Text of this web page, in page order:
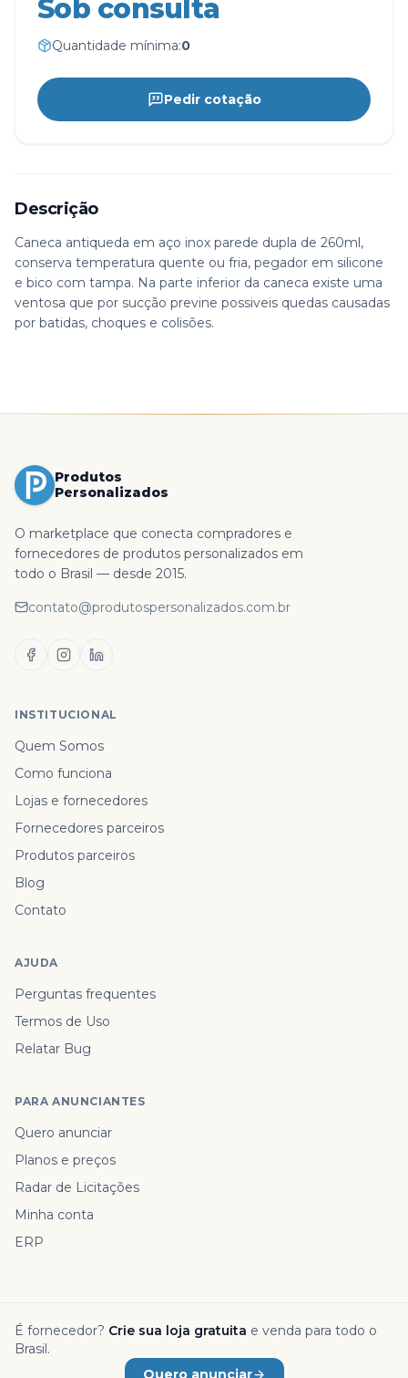
Sob consulta
Quantidade mínima:0
Pedir cotação
Descrição
Caneca antiqueda em aço inox parede dupla de 260ml,
conserva temperatura quente ou fria, pegador em silicone
e bico com tampa. Na parte inferior da caneca existe uma
ventosa que por sucção previne possiveis quedas causadas
por batidas, choques e colisões.
Produtos
Personalizados
O marketplace que conecta compradores e
fornecedores de produtos personalizados em
todo o Brasil — desde 2015.
contato@produtospersonalizados.com.br
INSTITUCIONAL
Quem Somos
Como funciona
Lojas e fornecedores
Fornecedores parceiros
Produtos parceiros
Blog
Contato
AJUDA
Perguntas frequentes
Termos de Uso
Relatar Bug
PARA ANUNCIANTES
Quero anunciar
Planos e preços
Radar de Licitações
Minha conta
ERP
É fornecedor? Crie sua loja gratuita e venda para todo o
Brasil.
Quero anunciar